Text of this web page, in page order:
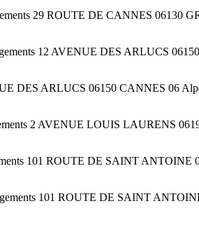
29 ROUTE DE CANNES 06130
12 AVENUE DES ARLUCS
DES ARLUCS 06150 CANNES 06
2 AVENUE LOUIS LAURENS
101 ROUTE DE SAINT ANTOINE
101 ROUTE DE SAINT